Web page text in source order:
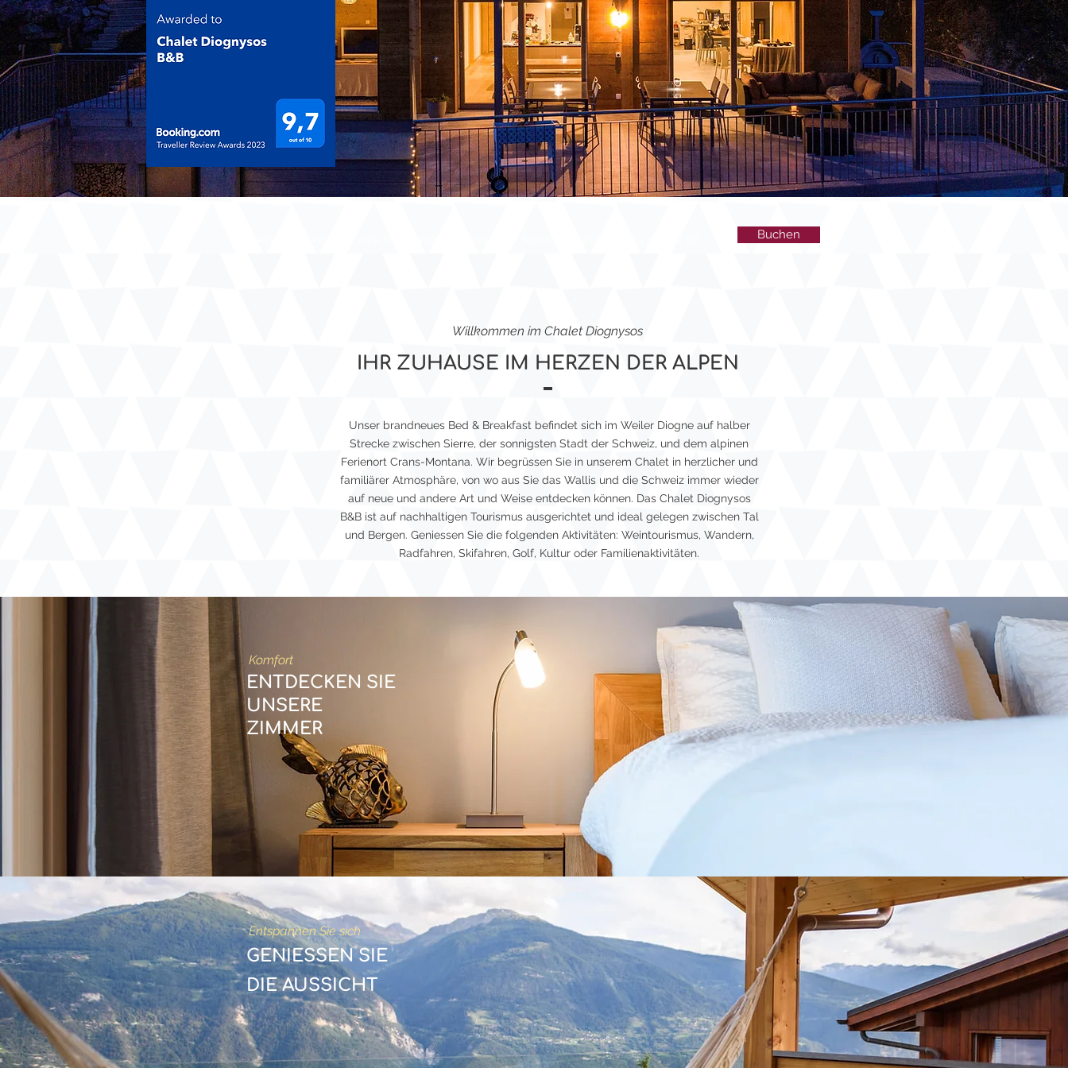
Buchen
Willkommen im Chalet Diognysos
IHR ZUHAUSE IM HERZEN DER ALPEN
Unser brandneues Bed & Breakfast befindet sich im Weiler Diogne auf halber
Strecke zwischen Sierre, der sonnigsten Stadt der Schweiz, und dem alpinen
Ferienort Crans-Montana. Wir begrüssen Sie in unserem Chalet in herzlicher und
familiärer Atmosphäre, von wo aus Sie das Wallis und die Schweiz immer wieder
auf neue und andere Art und Weise entdecken können. Das Chalet Diognysos
B&B ist auf nachhaltigen Tourismus ausgerichtet und ideal gelegen zwischen Tal
und Bergen. Geniessen Sie die folgenden Aktivitäten: Weintourismus, Wandern,
Radfahren, Skifahren, Golf, Kultur oder Familienaktivitäten.
Komfort
ENTDECKEN SIE
UNSERE
ZIMMER
Entspannen Sie sich
GENIESSENSIE
DIEAUSSICHT